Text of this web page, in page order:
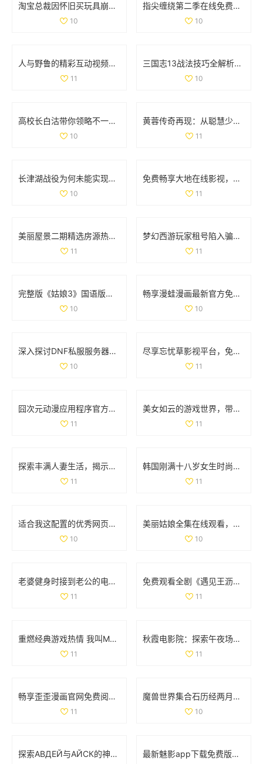
淘宝总裁因怀旧买玩具崩溃哭泣引发热议
10
指尖缠绕第二季在线免费观看，感受爱情与命运的交织
10
人与野鲁的精彩互动视频完整版分享与讨论
11
三国志13战法技巧全解析：全面掌握战法使用策略与方法
10
高校长白沽带你领略不一样的校园人生与冒险之旅
10
黄蓉传奇再现：从聪慧少女到武林女侠的成长之路
11
长津湖战役为何未能实现全歼敌军的深度解析
10
免费畅享大地在线影视，随时随地观看热门影片
11
美丽屋景二期精选房源热销中，抓住机会买房吧
11
梦幻西游玩家租号陷入骗局 CBG应优化租赁功能保障权益
11
完整版《姑娘3》国语版在线免费观看的最新资源分享
10
畅享漫蛙漫画最新官方免费版下载安装体验攻略
10
深入探讨DNF私服服务器的安全隐患及技术挑战
10
尽享忘忧草影视平台，免费畅看精彩动漫视频
11
囧次元动漫应用程序官方下载，畅享正版动漫资源的精彩体验
11
美女如云的游戏世界，带你领略视觉盛宴的无限魅力
11
探索丰满人妻生活，揭示她们的独特魅力与精彩故事
11
韩国刚满十八岁女生时尚搭配宝典展现青春活力
11
适合我这配置的优秀网页游戏和单机游戏推荐
10
美丽姑娘全集在线观看，感受不一样的青春魅力与情感故事
10
老婆健身时接到老公的电话，让人意外的瞬间分享
11
免费观看全剧《遇见王沥川》，感受深情与共鸣的故事旅程
11
重燃经典游戏热情 我叫MT的冒险之旅再启航
11
秋霞电影院：探索午夜场次带来的独特观影体验
11
畅享歪歪漫画官网免费阅读的入口与使用指南
11
魔兽世界集合石历经两月努力 小探成功开启十门全功能
10
探索АВДЕЙ与АЙСК的神秘世界与文化魅力 最新魅影app下载免费版，带你体验极致影音乐趣